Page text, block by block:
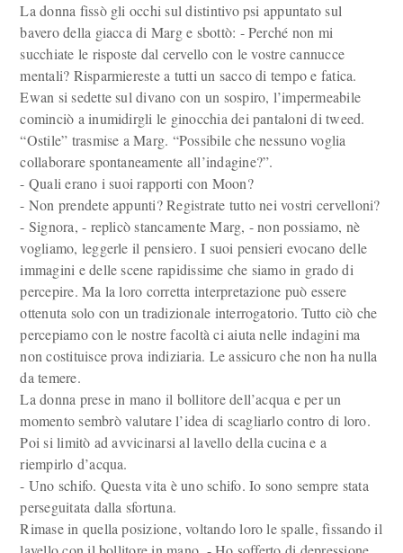
La donna fissò gli occhi sul distintivo psi appuntato sul
bavero della giacca di Marg e sbottò: - Perché non mi
succhiate le risposte dal cervello con le vostre cannucce
mentali? Risparmiereste a tutti un sacco di tempo e fatica.
Ewan si sedette sul divano con un sospiro, l’impermeabile
cominciò a inumidirgli le ginocchia dei pantaloni di tweed.
“Ostile” trasmise a Marg. “Possibile che nessuno voglia
collaborare spontaneamente all’indagine?”.
- Quali erano i suoi rapporti con Moon?
- Non prendete appunti? Registrate tutto nei vostri cervelloni?
- Signora, - replicò stancamente Marg, - non possiamo, nè
vogliamo, leggerle il pensiero. I suoi pensieri evocano delle
immagini e delle scene rapidissime che siamo in grado di
percepire. Ma la loro corretta interpretazione può essere
ottenuta solo con un tradizionale interrogatorio. Tutto ciò che
percepiamo con le nostre facoltà ci aiuta nelle indagini ma
non costituisce prova indiziaria. Le assicuro che non ha nulla
da temere.
La donna prese in mano il bollitore dell’acqua e per un
momento sembrò valutare l’idea di scagliarlo contro di loro.
Poi si limitò ad avvicinarsi al lavello della cucina e a
riempirlo d’acqua.
- Uno schifo. Questa vita è uno schifo. Io sono sempre stata
perseguitata dalla sfortuna.
Rimase in quella posizione, voltando loro le spalle, fissando il